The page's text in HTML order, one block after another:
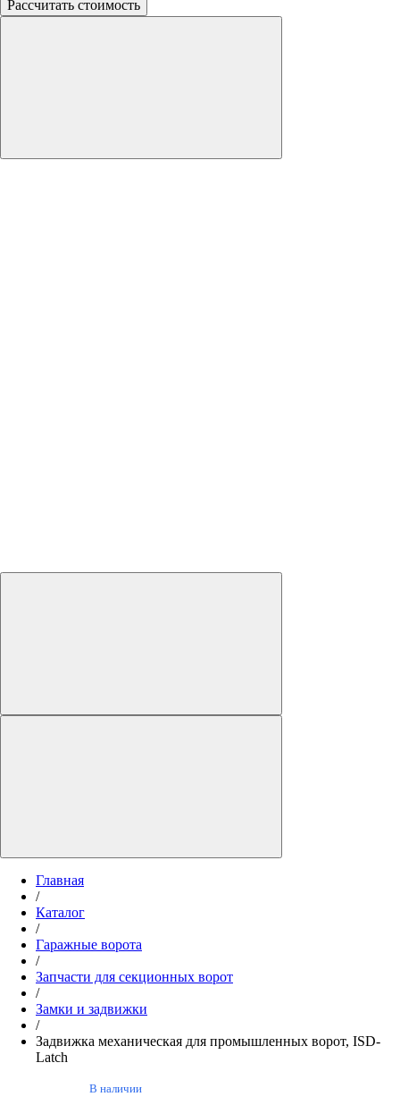
Рассчитать стоимость
Главная
/
Каталог
/
Гаражные ворота
/
Запчасти для секционных ворот
/
Замки и задвижки
/
Задвижка механическая для промышленных ворот, ISD-
Latch
В наличии